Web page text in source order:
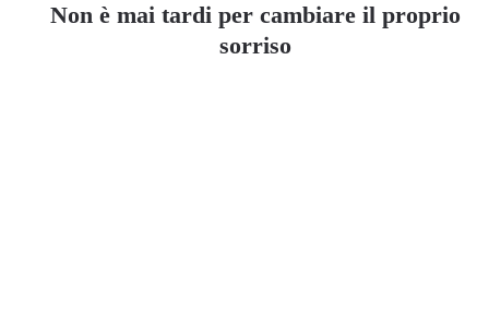
Non è mai tardi per cambiare il proprio
sorriso